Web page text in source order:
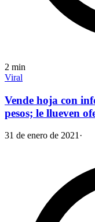
2 min
Viral
Vende hoja con
pesos; le llueven
31 de enero de 2021·